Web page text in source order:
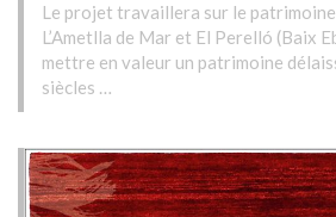
Le projet travaillera sur le
L’Ametlla de Mar et El Perelló (Baix
mettre en valeur un patrimoine
siècles …